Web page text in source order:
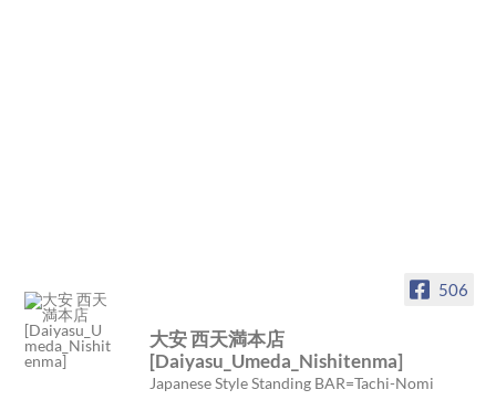
506
大安 西天満本店
[Daiyasu_Umeda_Nishitenma]
Japanese Style Standing BAR=Tachi-Nomi